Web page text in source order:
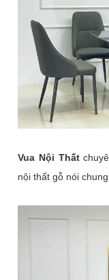
Vua Nội Thất
nội thất gỗ nói